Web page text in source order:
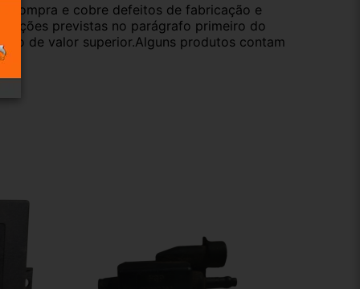
compra e cobre defeitos de fabricação e
previstas no parágrafo primeiro do
de valor superior.Alguns produtos contam